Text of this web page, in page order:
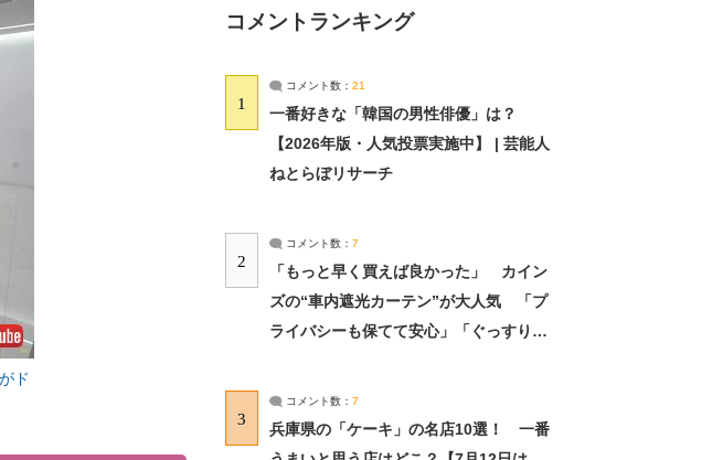
ド
コメントランキング
1
コメント数： 21
一番好きな「韓国の男性俳優」は？
【2026年版・人気投票実施中】 | 芸能人
ねとらぼリサーチ
2
コメント数： 7
「もっと早く買えば良かった」 カイン
ズの“車内遮光カーテン”が大人気 「プ
ライバシーも保てて安心」「ぐっすり眠
3
コメント数： 7
兵庫県の「ケーキ」の名店10選！ 一番